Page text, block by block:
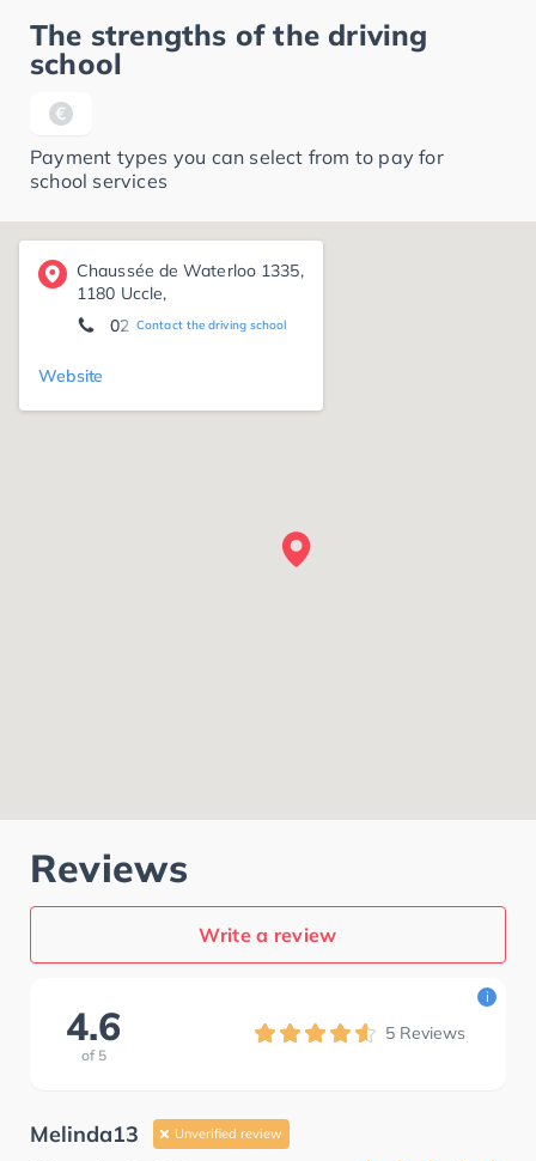
The strengths of the driving
school
Payment types you can select from to pay for
school services
Chaussée de Waterloo 1335,
1180 Uccle,
Contact the driving school
02 374 89 20
Website
Reviews
Write a review
4.6
of 5
5 Reviews
i
Melinda13 Unverified review